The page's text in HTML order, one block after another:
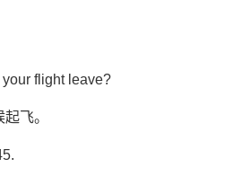
flight leave?
飞。